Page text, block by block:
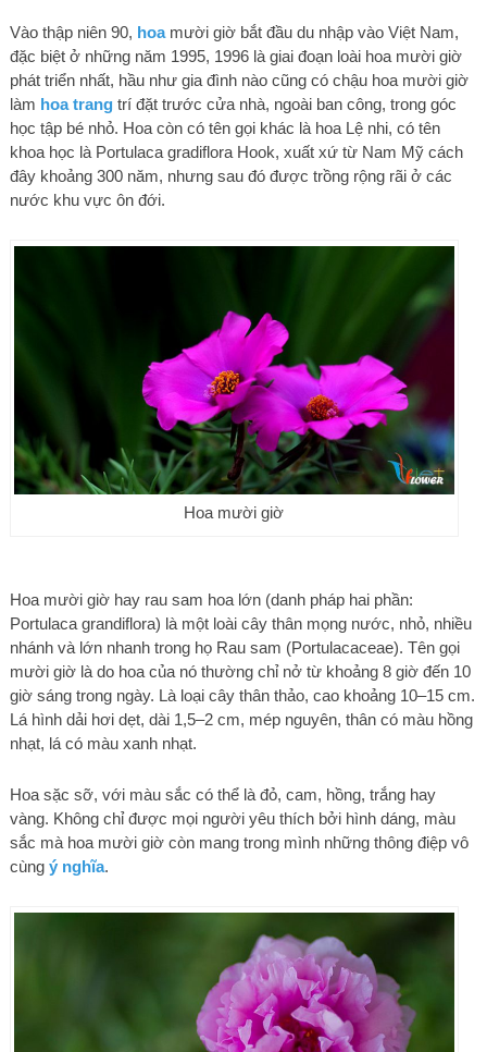
Vào thập niên 90, hoamười giờ bắt đầu du nhập vào Việt Nam,
đặc biệt ở những năm 1995, 1996 là giai đoạn loài hoa mười giờ
phát triển nhất, hầu như gia đình nào cũng có chậu hoa mười giờ
làm hoa trangtrí đặt trước cửa nhà, ngoài ban công, trong góc
học tập bé nhỏ. Hoa còn có tên gọi khác là hoa Lệ nhi, có tên
khoa học là Portulaca gradiflora Hook, xuất xứ từ Nam Mỹ cách
đây khoảng 300 năm, nhưng sau đó được trồng rộng rãi ở các
nước khu vực ôn đới.
Hoa mười giờ
Hoa mười giờ hay rau sam hoa lớn (danh pháp hai phần:
Portulaca grandiflora) là một loài cây thân mọng nước, nhỏ, nhiều
nhánh và lớn nhanh trong họ Rau sam (Portulacaceae). Tên gọi
mười giờ là do hoa của nó thường chỉ nở từ khoảng 8 giờ đến 10
giờ sáng trong ngày. Là loại cây thân thảo, cao khoảng 10–15 cm.
Lá hình dải hơi dẹt, dài 1,5–2 cm, mép nguyên, thân có màu hồng
nhạt, lá có màu xanh nhạt.
Hoa sặc sỡ, với màu sắc có thể là đỏ, cam, hồng, trắng hay
vàng. Không chỉ được mọi người yêu thích bởi hình dáng, màu
sắc mà hoa mười giờ còn mang trong mình những thông điệp vô
cùng ý nghĩa.